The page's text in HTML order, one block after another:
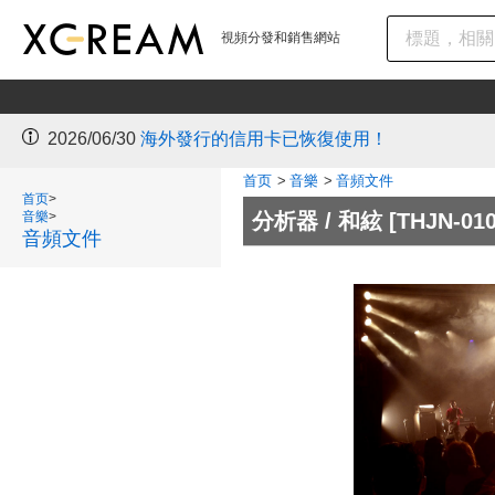
視頻分發和銷售網站
2026/06/30 海外發行的信用卡已恢復使用！
首页>
音樂>
音頻文件
首页 > 音樂 > 音頻文件
分析器 / 和絃 [THJN-